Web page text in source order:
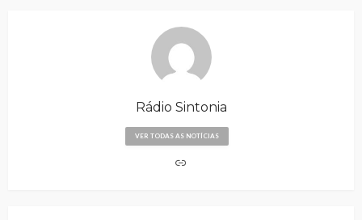
Rádio Sintonia
VER TODAS AS NOTÍCIAS